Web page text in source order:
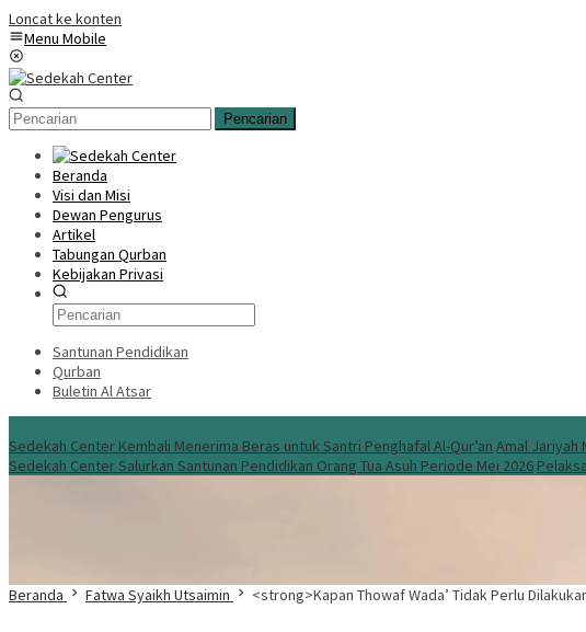
Loncat ke konten
Menu Mobile
Pencarian
Beranda
Visi dan Misi
Dewan Pengurus
Artikel
Tabungan Qurban
Kebijakan Privasi
Santunan Pendidikan
Qurban
Buletin Al Atsar
Sedekah Center Kembali Menerima Beras untuk Santri Penghafal Al-Qur’an Amal Jariyah
Sedekah Center Salurkan Santunan Pendidikan Orang Tua Asuh Periode Mei 2026
Beranda Fatwa Syaikh Utsaimin <strong>Kapan Thowaf Wada’ Tidak Perlu